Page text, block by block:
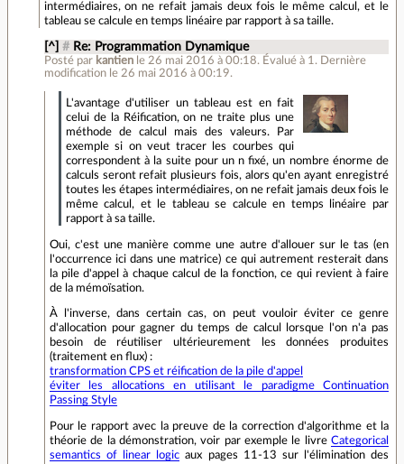
intermédiaires, on ne refait jamais deux fois le même calcul, et le
tableau se calcule en temps linéaire par rapport à sa taille.
[^] # Re: Programmation Dynamique
Posté par kantien le 26 mai 2016 à 00:18. Évalué à 1 . Dernière
modification le 26 mai 2016 à 00:19.
L'avantage d'utiliser un tableau est en fait
celui de la Réification, on ne traite plus une
méthode de calcul mais des valeurs. Par
exemple si on veut tracer les courbes qui
correspondent à la suite pour un n fixé, un nombre énorme de
calculs seront refait plusieurs fois, alors qu'en ayant enregistré
toutes les étapes intermédiaires, on ne refait jamais deux fois le
même calcul, et le tableau se calcule en temps linéaire par
rapport à sa taille.
Oui, c'est une manière comme une autre d'allouer sur le tas (en
l'occurrence ici dans une matrice) ce qui autrement resterait dans
la pile d'appel à chaque calcul de la fonction, ce qui revient à faire
de la mémoïsation.
À l'inverse, dans certain cas, on peut vouloir éviter ce genre
d'allocation pour gagner du temps de calcul lorsque l'on n'a pas
besoin de réutiliser ultérieurement les données produites
(traitement en flux) :
transformation CPS et réification de la pile d'appel
éviter les allocations en utilisant le paradigme Continuation
Passing Style
Pour le rapport avec la preuve de la correction d'algorithme et la
théorie de la démonstration, voir par exemple le livre Categorical
semantics of linear logic aux pages 11-13 sur l'élimination des